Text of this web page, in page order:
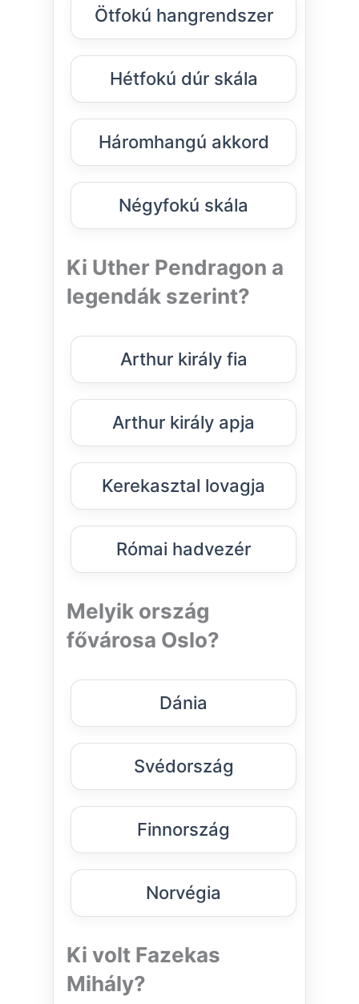
Ötfokú hangrendszer
Hétfokú dúr skála
Háromhangú akkord
Négyfokú skála
Ki Uther Pendragon a
legendák szerint?
Arthur király fia
Arthur király apja
Kerekasztal lovagja
Római hadvezér
Melyik ország
fővárosa Oslo?
Dánia
Svédország
Finnország
Norvégia
Ki volt Fazekas
Mihály?